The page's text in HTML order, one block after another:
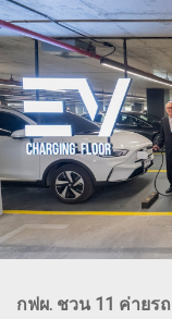
กฟผ. ชวน 11 ค่ายร